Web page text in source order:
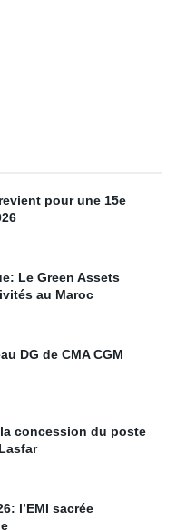
pour une 15e
Le Green Assets
au Maroc
DG de CMA CGM
concession du poste
l’EMI sacrée